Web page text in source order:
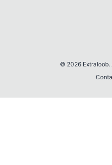
© 2026 Extraloob.